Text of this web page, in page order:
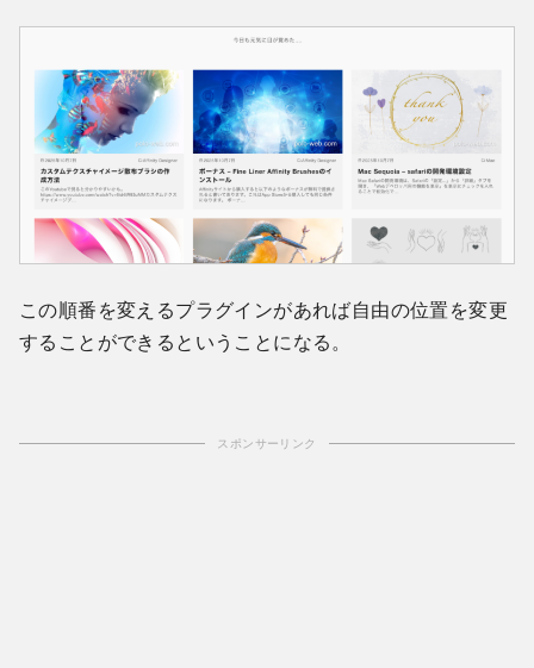
この順番を変えるプラグインがあれば自由の位置を変更
することができるということになる。
スポンサーリンク